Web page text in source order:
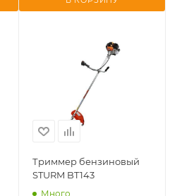
Триммер бензиновый
STURM BT143
Много